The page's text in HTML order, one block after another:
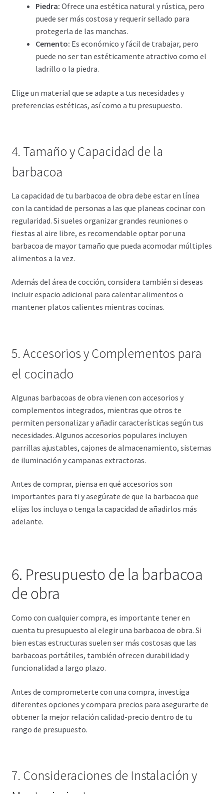
Piedra: Ofrece una estética natural y rústica, pero
puede ser más costosa y requerir sellado para
protegerla de las manchas.
Cemento: Es económico y fácil de trabajar, pero
puede no ser tan estéticamente atractivo como el
ladrillo o la piedra.
Elige un material que se adapte a tus necesidades y
preferencias estéticas, así como a tu presupuesto.
4. Tamaño y Capacidad de la
barbacoa
La capacidad de tu barbacoa de obra debe estar en línea
con la cantidad de personas a las que planeas cocinar con
regularidad. Si sueles organizar grandes reuniones o
fiestas al aire libre, es recomendable optar por una
barbacoa de mayor tamaño que pueda acomodar múltiples
alimentos a la vez.
Además del área de cocción, considera también si deseas
incluir espacio adicional para calentar alimentos o
mantener platos calientes mientras cocinas.
5. Accesorios y Complementos para
el cocinado
Algunas barbacoas de obra vienen con accesorios y
complementos integrados, mientras que otros te
permiten personalizar y añadir características según tus
necesidades. Algunos accesorios populares incluyen
parrillas ajustables, cajones de almacenamiento, sistemas
de iluminación y campanas extractoras.
Antes de comprar, piensa en qué accesorios son
importantes para ti y asegúrate de que la barbacoa que
elijas los incluya o tenga la capacidad de añadirlos más
adelante.
6. Presupuesto de la barbacoa
de obra
Como con cualquier compra, es importante tener en
cuenta tu presupuesto al elegir una barbacoa de obra. Si
bien estas estructuras suelen ser más costosas que las
barbacoas portátiles, también ofrecen durabilidad y
funcionalidad a largo plazo.
Antes de comprometerte con una compra, investiga
diferentes opciones y compara precios para asegurarte de
obtener la mejor relación calidad-precio dentro de tu
rango de presupuesto.
7. Consideraciones de Instalación y